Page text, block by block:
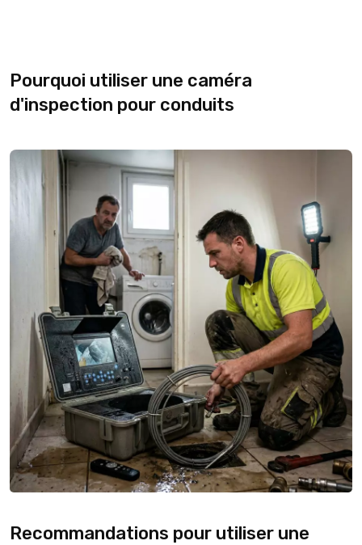
Pourquoi utiliser une caméra
d'inspection pour conduits
Recommandations pour utiliser une